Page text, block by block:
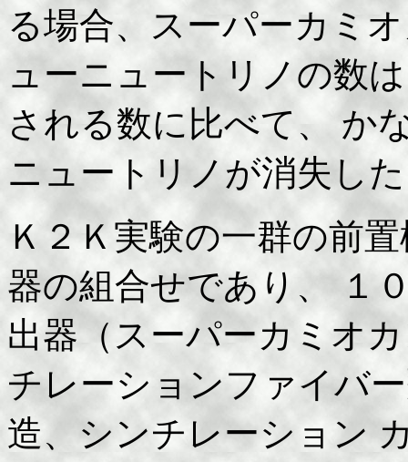
る場合、スーパーカミ
ューニュートリノの数
される数に比べて、 か
ニュートリノが消失し
Ｋ２Ｋ実験の一群の前
器の組合せであり、 １
出器（スーパーカミオ
チレーションファイバ
造、シンチレーション